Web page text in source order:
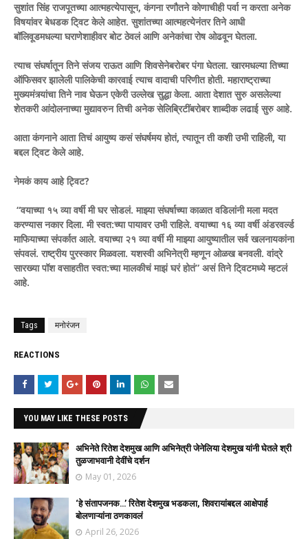
सुशांत सिंह राजपूतच्या आत्महत्येपासून, कंगना रणौतने कोणाचीही पर्वा न करता अनेक
विषयांवर बेधडक टि्वट केले आहेत. सुशांतच्या आत्महत्येनंतर तिने आधी
बॉलिवूडमधल्या घराणेशाहीवर बोट ठेवलं आणि अनेकांचा रोष ओढवून घेतला.
त्याच संघर्षातून तिने संजय राऊत आणि शिवसेनेबरोबर पंगा घेतला. खारमधल्या तिच्या
ऑफिसवर झालेली पालिकेची कारवाई त्याच वादाची परिणीत होती. महाराष्ट्राच्या
मुख्यमंत्र्यांचा तिने नाव घेऊन एकेरी उल्लेख सुद्धा केला. आता देशात सुरु असलेल्या
शेतकरी आंदोलनाच्या मुद्यावरुन तिची अनेक सेलिब्रिटींबरोबर शाब्दीक लढाई सुरु आहे.
आता कंगनाने आता तिचं आयुष्य कसं संघर्षमय होतं, त्यातून ती कशी उभी राहिली, या
बद्दल टि्वट केले आहे.
नेमकं काय आहे ट्विट?
“वयाच्या १५ व्या वर्षी मी घर सोडलं. माझ्या संघर्षाच्या काळात वडिलांनी मला मदत
करण्यास नकार दिला. मी स्वत:च्या पायावर उभी राहिले. वयाच्या १६ व्या वर्षी अंडरवर्ल्ड
माफियाच्या संपर्कात आले. वयाच्या २१ व्या वर्षी मी माझ्या आयुष्यातील सर्व खलनायकांना
संपवलं. राष्ट्रीय पुरस्कार मिळवला. यशस्वी अभिनेत्री म्हणून ओळख बनवली. वांद्रे
सारख्या पॉश वसाहतीत स्वत:च्या मालकीचं माझं घरं होतं” असं तिने टि्वटमध्ये म्हटलं
आहे.
Tags मनोरंजन
REACTIONS
YOU MAY LIKE THESE POSTS
अभिनेते रितेश देशमुख आणि अभिनेत्री जेनेलिया देशमुख यांनी घेतले श्री
तुळजाभवानी देवींचे दर्शन
May 01, 2026
‘हे संतापजनक…’ रितेश देशमुख भडकला, शिवरायांबद्दल आक्षेपार्ह
बोलणाऱ्यांना ठणकावलं
April 26, 2026